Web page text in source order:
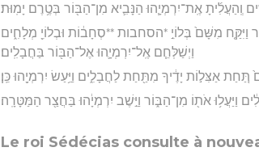
אֶֽת־יִרְמְיָ֧הוּ הַנָּבִ֛יא מִן־הַבּ֖וֹר בְּטֶ֥רֶם יָמֽוּת׃
וַיִּקַּ֤ח מִשָּׁם֙ בְּלוֹיֵ֣ *הסחבות **סְחָב֔וֹת וּבְלוֹיֵ֖ מְלָחִ֑ים
וַיְשַׁלְּחֵ֧ם אֶֽל־יִרְמְיָ֛הוּ אֶל־הַבּ֖וֹר בַּחֲבָלִֽים׃
אַצִּל֣וֹת יָדֶ֔יךָ מִתַּ֖חַת לַחֲבָלִ֑ים וַיַּ֥עַשׂ יִרְמְיָ֖הוּ כֵּֽן׃
וַיַּעֲל֥וּ אֹת֖וֹ מִן־הַבּ֑וֹר וַיֵּ֣שֶׁב יִרְמְיָ֔הוּ בַּחֲצַ֖ר הַמַּטָּרָֽה׃
Le roi Sédécias consulte à